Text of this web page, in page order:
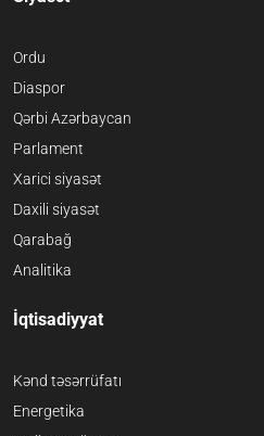
Ordu
Diaspor
Qərbi Azərbaycan
Parlament
Xarici siyasət
Daxili siyasət
Qarabağ
Analitika
İqtisadiyyat
Kənd təsərrüfatı
Energetika